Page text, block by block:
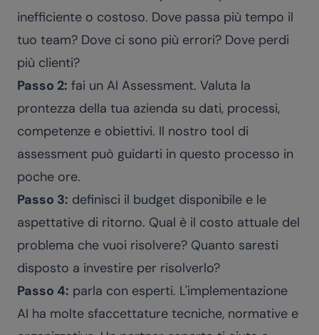
inefficiente o costoso. Dove passa più tempo il
tuo team? Dove ci sono più errori? Dove perdi
più clienti?
Passo 2: fai un AI Assessment. Valuta la
prontezza della tua azienda su dati, processi,
competenze e obiettivi. Il nostro tool di
assessment può guidarti in questo processo in
poche ore.
Passo 3: definisci il budget disponibile e le
aspettative di ritorno. Qual è il costo attuale del
problema che vuoi risolvere? Quanto saresti
disposto a investire per risolverlo?
Passo 4: parla con esperti. L'implementazione
AI ha molte sfaccettature tecniche, normative e